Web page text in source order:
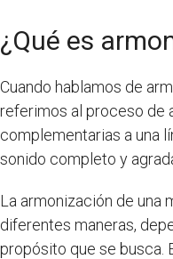
¿Qué es
Cuando hablamos de
referimos al proceso de
complementarias a una
sonido completo y
La armonización de una
diferentes maneras,
propósito que se busca.